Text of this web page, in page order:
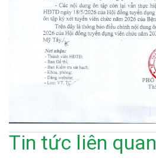
Tin tức liên quan